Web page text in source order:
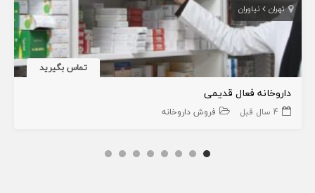
تهران نیاوران
تماس بگیرید
داروخانه فعال قدیمی
4 سال قبل فروش داروخانه